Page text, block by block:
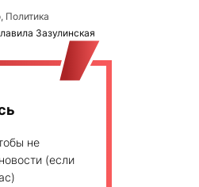
Политика
Зазулинская
не
(если